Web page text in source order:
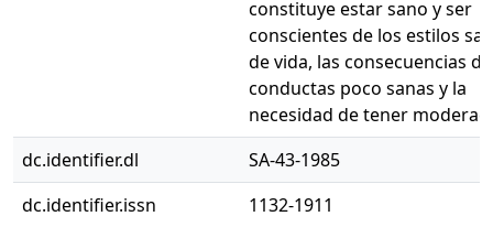
constituye estar sano y ser
conscientes de los estilos
de vida, las consecuencias de
conductas poco sanas y la
necesidad de tener
dc.identifier.dl
SA-43-1985
dc.identifier.issn
1132-1911